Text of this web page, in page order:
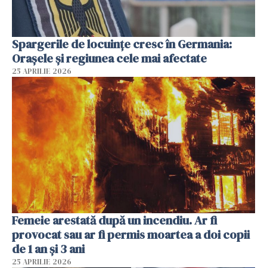
Spargerile de locuințe cresc în Germania:
Orașele și regiunea cele mai afectate
25 APRILIE 2026
Femeie arestată după un incendiu. Ar fi
provocat sau ar fi permis moartea a doi copii
de 1 an și 3 ani
25 APRILIE 2026